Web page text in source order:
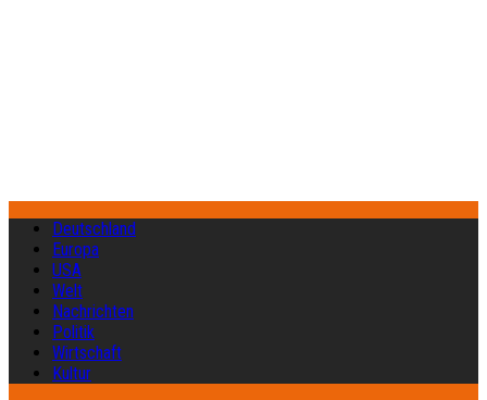
Deutschland
Europa
USA
Welt
Nachrichten
Politik
Wirtschaft
Kultur